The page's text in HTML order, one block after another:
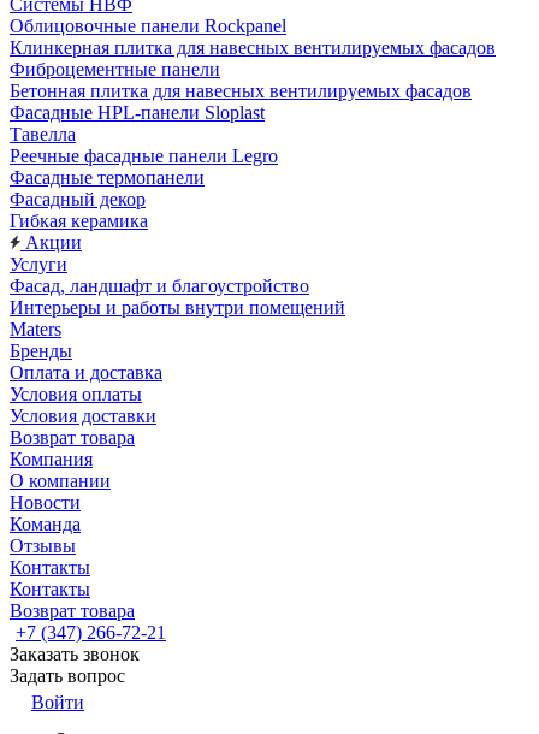
Системы НВФ
Облицовочные панели Rockpanel
Клинкерная плитка для навесных вентилируемых фасадов
Фиброцементные панели
Бетонная плитка для навесных вентилируемых фасадов
Фасадные HPL-панели Sloplast
Тавелла
Реечные фасадные панели Legro
Фасадные термопанели
Фасадный декор
Гибкая керамика
Акции
Услуги
Фасад, ландшафт и благоустройство
Интерьеры и работы внутри помещений
Maters
Бренды
Оплата и доставка
Условия оплаты
Условия доставки
Возврат товара
Компания
О компании
Новости
Команда
Отзывы
Контакты
Контакты
Возврат товара
+7 (347) 266-72-21
Заказать звонок
Задать вопрос
Войти